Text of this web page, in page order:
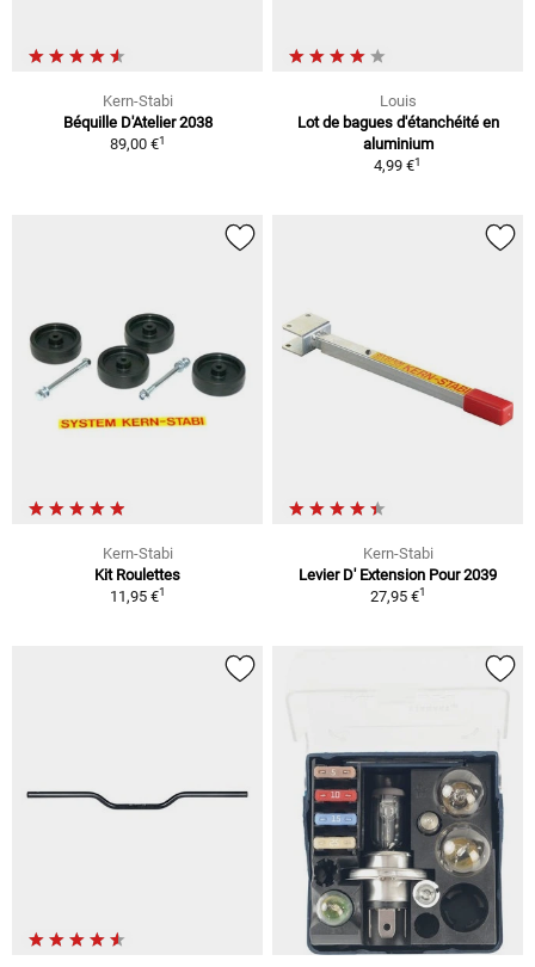
Kern-Stabi
Béquille D'Atelier 2038
89,00 €1
Louis
Lot de bagues d'étanchéité en
aluminium
4,99 €1
Kern-Stabi
Kit Roulettes
11,95 €1
Kern-Stabi
Levier D' Extension Pour 2039
27,95 €1